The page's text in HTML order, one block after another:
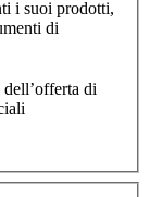
i suoi prodotti,
di
di